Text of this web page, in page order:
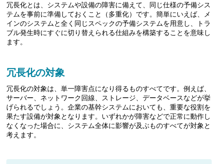
冗長化とは、システムや設備の障害に備えて、同じ仕様の予備シス
テムを事前に準備しておくこと（多重化）です。簡単にいえば、メ
インのシステムと全く同じスペックの予備システムを用意し、トラ
ブル発生時にすぐに切り替えられる仕組みを構築することを意味し
ます。
冗長化の対象
冗長化の対象は、単一障害点になり得るものすべてです。例えば、
サーバー、ネットワーク回線、ストレージ、データベースなどが挙
げられるでしょう。企業の基幹システムにおいても、重要な役割を
果たす設備が対象となります。いずれかが障害などで正常に動作し
なくなった場合に、システム全体に影響が及ぶものすべてが対象と
考えます。